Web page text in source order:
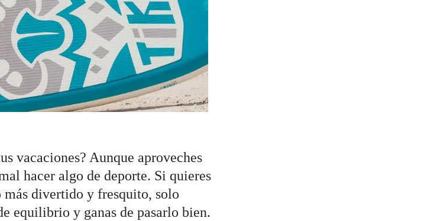
vacaciones? Aunque aproveches
hacer algo de deporte. Si quieres
divertido y fresquito, solo
equilibrio y ganas de pasarlo bien.